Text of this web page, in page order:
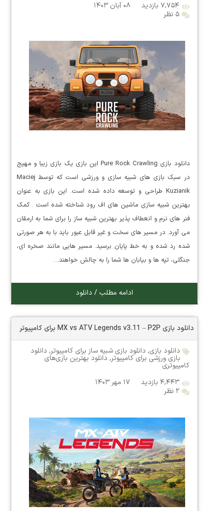
۷,۷۵۴ بازدید
۰۸ آبان ۱۴۰۳
۵ نظر
دانلود بازی Pure Rock Crawling این بازی یک بازی زیبا و مهیج
در سبک بازی های شبیه سازی و ورزشی است که توسط Maciej
Kuzianik طراحی و توسعه داده شده است. این بازی به عنوان
بهترین شبیه سازی ماشین های اف رود شناخته شده است . کمک
فنر های نرم و انعطاف پذیر بهترین شبیه ساز را برای شما به ارمقان
می آورد. در مسیر های سخت و غیر قابل عبور باید با به هر صورتی
شده رد شده و به خط پایان برسید. مسیر هایی مانند صخره ای،
جنگلی، تپه ها و بیابان ها شما را به چالش خواهند…
ادامه مطلب / دانلود
دانلود بازی MX vs ATV Legends v3.11 – P2P برای کامپیوتر
دانلود بازی, دانلود بازی شبیه ساز برای کامپیوتر, دانلود
بازی ورزشی برای کامپیوتر, دانلود بهترین بازی‌های
کامپیوتری
۴,۴۴۳ بازدید
۱۷ مهر ۱۴۰۳
۲ نظر